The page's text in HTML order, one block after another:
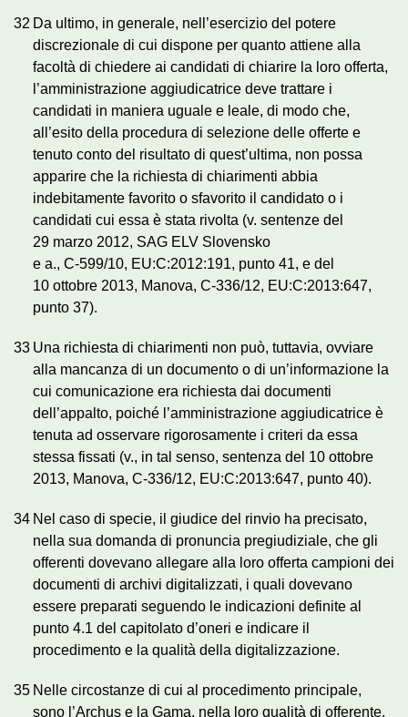
32 Da ultimo, in generale, nell’esercizio del potere
discrezionale di cui dispone per quanto attiene alla
facoltà di chiedere ai candidati di chiarire la loro offerta,
l’amministrazione aggiudicatrice deve trattare i
candidati in maniera uguale e leale, di modo che,
all’esito della procedura di selezione delle offerte e
tenuto conto del risultato di quest’ultima, non possa
apparire che la richiesta di chiarimenti abbia
indebitamente favorito o sfavorito il candidato o i
candidati cui essa è stata rivolta (v. sentenze del
29 marzo 2012, SAG ELV Slovensko
e a., C‑599/10, EU:C:2012:191, punto 41, e del
10 ottobre 2013, Manova, C‑336/12, EU:C:2013:647,
punto 37).
33 Una richiesta di chiarimenti non può, tuttavia, ovviare
alla mancanza di un documento o di un’informazione la
cui comunicazione era richiesta dai documenti
dell’appalto, poiché l’amministrazione aggiudicatrice è
tenuta ad osservare rigorosamente i criteri da essa
stessa fissati (v., in tal senso, sentenza del 10 ottobre
2013, Manova, C‑336/12, EU:C:2013:647, punto 40).
34 Nel caso di specie, il giudice del rinvio ha precisato,
nella sua domanda di pronuncia pregiudiziale, che gli
offerenti dovevano allegare alla loro offerta campioni dei
documenti di archivi digitalizzati, i quali dovevano
essere preparati seguendo le indicazioni definite al
punto 4.1 del capitolato d’oneri e indicare il
procedimento e la qualità della digitalizzazione.
35 Nelle circostanze di cui al procedimento principale,
sono l’Archus e la Gama, nella loro qualità di offerente,